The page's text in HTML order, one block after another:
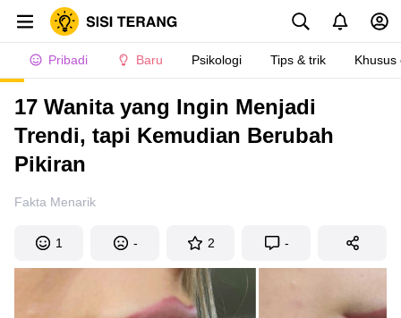
Pribadi Baru Psikologi Tips & trik Khusus
17 Wanita yang Ingin Menjadi
Trendi, tapi Kemudian Berubah
Pikiran
Fakta Menarik
1 - 2 -